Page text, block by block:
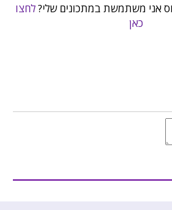
אני משתמשת במתכונים שלי?לחצו
כאן